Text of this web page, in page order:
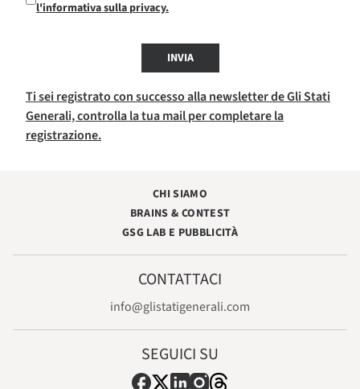
l'informativa sulla privacy.
INVIA
Ti sei registrato con successo alla newsletter de Gli Stati
Generali, controlla la tua mail per completare la
registrazione.
CHI SIAMO
BRAINS & CONTEST
GSG LAB E PUBBLICITÀ
CONTATTACI
info@glistatigenerali.com
SEGUICI SU